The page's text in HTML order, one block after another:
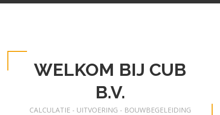
WELKOM BIJ CUB
B.V.
CALCULATIE - UITVOERING - BOUWBEGELEIDING